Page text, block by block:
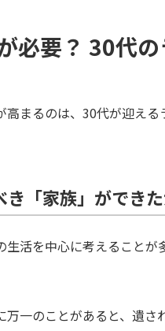
必要？ 30代
高まるのは、30代が迎え
「家族」ができ
生活を中心に考えること
万一のことがあると、遺